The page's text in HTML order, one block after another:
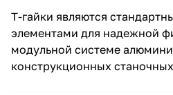
Т-гайки являются
элементами для надежной
модульной системе
конструкционных